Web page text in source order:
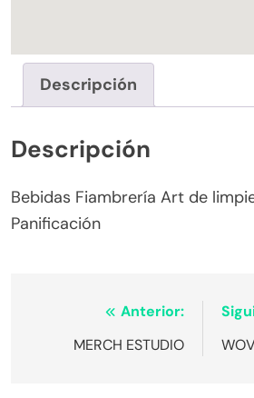
Descripción
Descripción
Bebidas Fiambrería Art de
Panificación
NavegaciónAnterior:
MERCH ESTUDIO